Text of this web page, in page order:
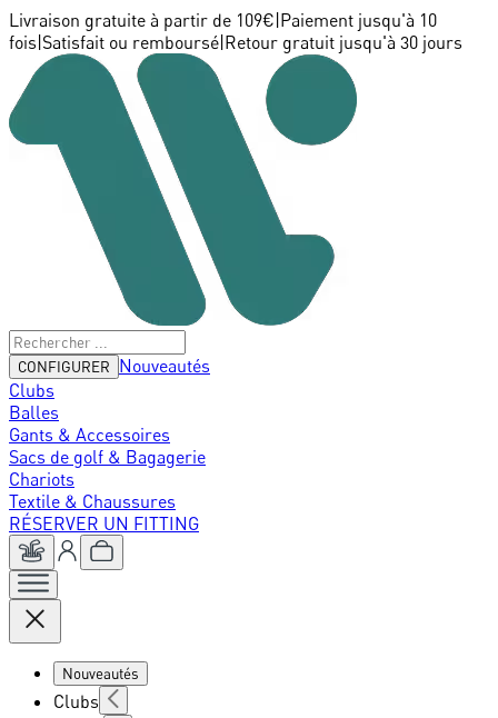
Livraison gratuite à partir de 109€ Paiement jusqu'à 10
fois Satisfait ou remboursé Retour gratuit jusqu'à 30 jours
CONFIGURER
Nouveautés
Clubs
Balles
Gants & Accessoires
Sacs de golf & Bagagerie
Chariots
Textile & Chaussures
RÉSERVER UN FITTING
Nouveautés
Clubs